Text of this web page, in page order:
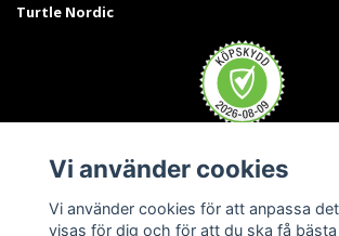
Turtle Nordic
Vi använder cookies
Vi använder cookies för att anpassa
visas för dig och för att du ska få bästa